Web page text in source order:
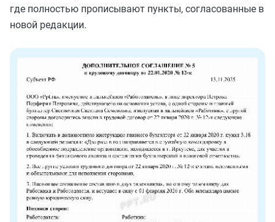
где полностью прописывают пункты, согласованные в
новой редакции.